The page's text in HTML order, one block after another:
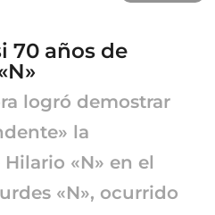
70 años de
logró demostrar
la
«N» en el
«N», ocurrido